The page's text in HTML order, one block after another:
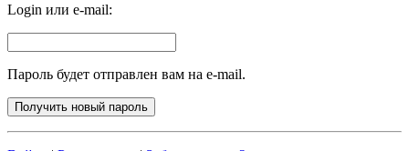
Login или e-mail:
Пароль будет отправлен вам на e-mail.